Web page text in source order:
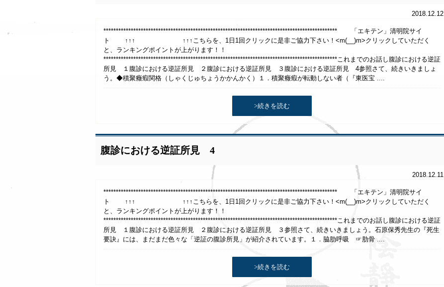
2018.12.12
********************************************************************************************** 「エキテン」清明院サイ
ト ↑↑↑ ↑↑↑こちらを、1日1回クリックに是非ご協力下さい！<m(__)m>クリックしていただく
と、ランキングポイントが上がります！！
**********************************************************************************************これまでのお話し腹診における逆証
所見 １腹診における逆証所見 ２腹診における逆証所見 ３腹診における逆証所見 4参照さて、続きいきましょ
う。◆積聚癥瘕関格（しゃくじゅちょうかかんかく）１．積聚癥瘕が転動しない者（『東医宝 ....
>続きを読む
腹診における逆証所見 4
2018.12.11
********************************************************************************************** 「エキテン」清明院サイ
ト ↑↑↑ ↑↑↑こちらを、1日1回クリックに是非ご協力下さい！<m(__)m>クリックしていただく
と、ランキングポイントが上がります！！
**********************************************************************************************これまでのお話し腹診における逆証
所見 １腹診における逆証所見 ２腹診における逆証所見 ３参照さて、続きいきましょう。石原保秀先生の『死生
要訣』には、まだまだ色々な「逆証の腹診所見」が紹介されています。１．脇肋呼吸 ☞肋骨 ....
>続きを読む